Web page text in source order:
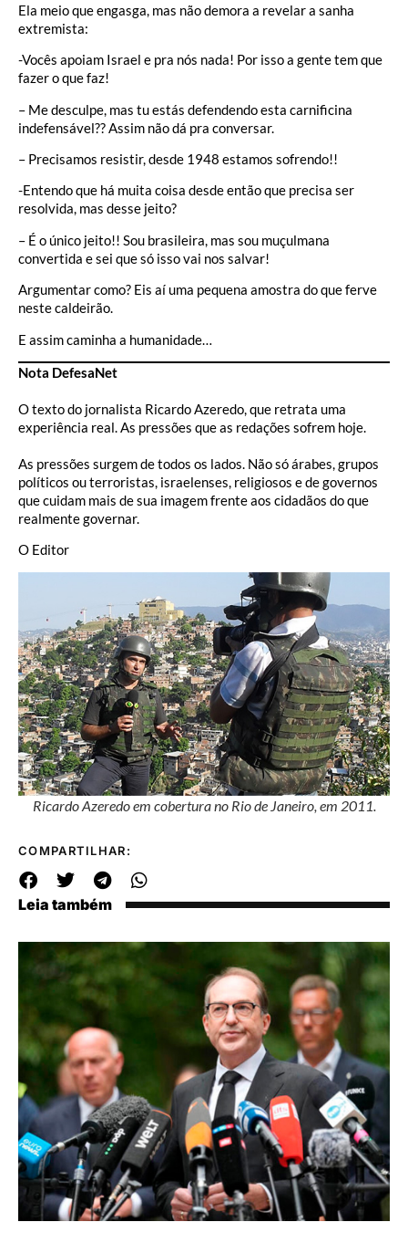
Ela meio que engasga, mas não demora a revelar a sanha
extremista:
-Vocês apoiam Israel e pra nós nada! Por isso a gente tem que
fazer o que faz!
– Me desculpe, mas tu estás defendendo esta carnificina
indefensável?? Assim não dá pra conversar.
– Precisamos resistir, desde 1948 estamos sofrendo!!
-Entendo que há muita coisa desde então que precisa ser
resolvida, mas desse jeito?
– É o único jeito!! Sou brasileira, mas sou muçulmana
convertida e sei que só isso vai nos salvar!
Argumentar como? Eis aí uma pequena amostra do que ferve
neste caldeirão.
E assim caminha a humanidade…
Nota DefesaNet
O texto do jornalista Ricardo Azeredo, que retrata uma
experiência real. As pressões que as redações sofrem hoje.
As pressões surgem de todos os lados. Não só árabes, grupos
políticos ou terroristas, israelenses, religiosos e de governos
que cuidam mais de sua imagem frente aos cidadãos do que
realmente governar.
O Editor
Ricardo Azeredo em cobertura no Rio de Janeiro, em 2011.
COMPARTILHAR:
Leia também